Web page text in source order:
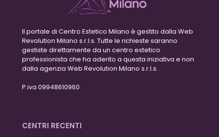
Il portale di Centro Estetico Milano è gestito dalla Web
Revolution Milano s.r.l.s. Tutte le richieste saranno
gestiste direttamente da un centro estetico
professionista che ha aderito a questa iniziativa e non
dalla agenzia Web Revolution Milano s.r.l.s.
P.iva 09948610960
CENTRI RECENTI